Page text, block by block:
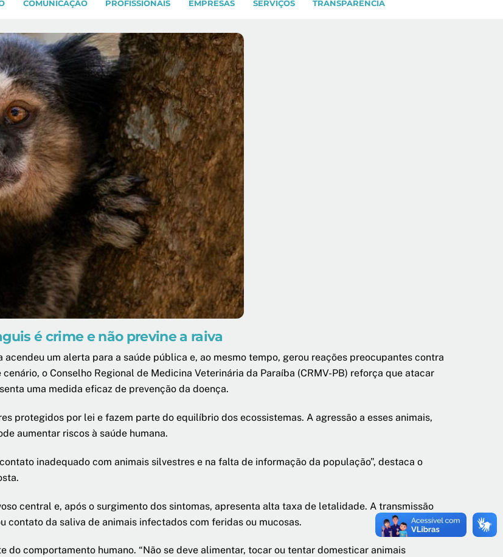
COMUNICAÇÃO PROFISSIONAIS EMPRESAS SERVIÇOS TRANSPARÊNCIA
é crime e não previne a raiva
um alerta para a saúde pública e, ao mesmo tempo, gerou reações preocupantes contra
o Conselho Regional de Medicina Veterinária da Paraíba (CRMV-PB) reforça que atacar
uma medida eficaz de prevenção da doença.
protegidos por lei e fazem parte do equilíbrio dos ecossistemas. A agressão a esses animais,
aumentar riscos à saúde humana.
inadequado com animais silvestres e na falta de informação da população”, destaca o
central e, após o surgimento dos sintomas, apresenta alta taxa de letalidade. A transmissão
da saliva de animais infectados com feridas ou mucosas.
do comportamento humano. “Não se deve alimentar, tocar ou tentar domesticar animais